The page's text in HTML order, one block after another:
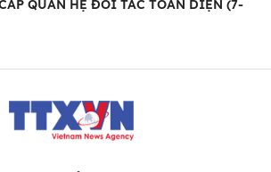
QUAN HỆ ĐỐI TÁC TOÀN DIỆN (7-